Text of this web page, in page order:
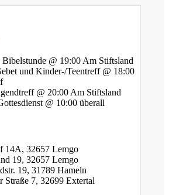
@ 19:00 Am Stiftsland
und Kinder-/Teentreff @ 18:00
@ 20:00 Am Stiftsland
@ 10:00 überall
14A, 32657 Lemgo
19, 32657 Lemgo
19, 31789 Hameln
Straße 7, 32699 Extertal